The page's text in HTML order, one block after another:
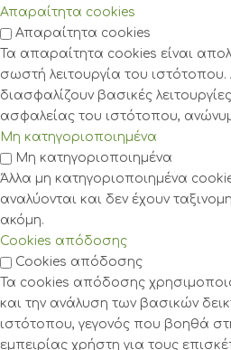
Απαραίτητα cookies
Απαραίτητα cookies
Τα απαραίτητα cookies είναι
σωστή λειτουργία του
διασφαλίζουν βασικές
ασφαλείας του ιστότοπου,
Μη κατηγοριοποιημένα
Μη κατηγοριοποιημένα
Άλλα μη κατηγοριοποιημένα
αναλύονται και δεν έχουν
ακόμη.
Cookies απόδοσης
Cookies απόδοσης
Τα cookies απόδοσης
και την ανάλυση των βασικών
ιστότοπου, γεγονός που βοηθά
εμπειρίας χρήστη για τους